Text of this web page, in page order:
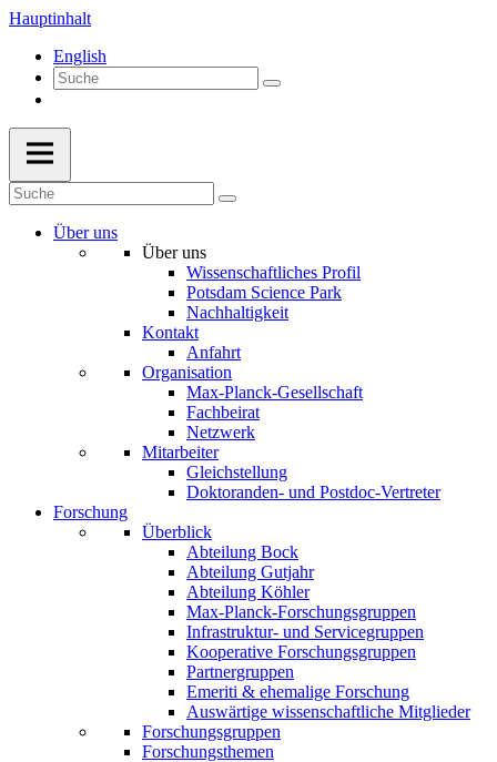
Hauptinhalt
English
Über uns
Über uns
Wissenschaftliches Profil
Potsdam Science Park
Nachhaltigkeit
Kontakt
Anfahrt
Organisation
Max-Planck-Gesellschaft
Fachbeirat
Netzwerk
Mitarbeiter
Gleichstellung
Doktoranden- und Postdoc-Vertreter
Forschung
Überblick
Abteilung Bock
Abteilung Gutjahr
Abteilung Köhler
Max-Planck-Forschungsgruppen
Infrastruktur- und Servicegruppen
Kooperative Forschungsgruppen
Partnergruppen
Emeriti & ehemalige Forschung
Auswärtige wissenschaftliche Mitglieder
Forschungsgruppen
Forschungsthemen